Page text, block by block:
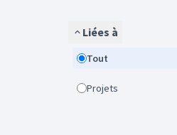
Liées à
Tout
Projets